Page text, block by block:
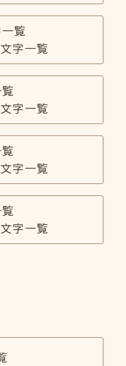
覧
字一覧
字一覧
字一覧
字一覧